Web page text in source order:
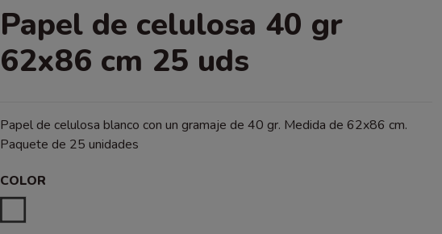
Papel de celulosa 40 gr
62x86 cm 25 uds
Papel de celulosa blanco con un gramaje de 40 gr. Medida de 62x86 cm.
Paquete de 25 unidades
COLOR